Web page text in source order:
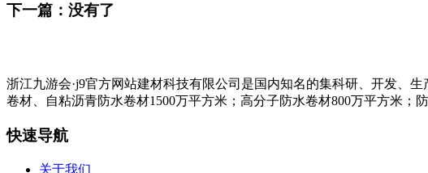
下一篇：没有了
浙江九游会·j9官方网站建材科技有限公司是国内知名的集科研、开发、
卷材、自粘沥青防水卷材1500万平方米；高分子防水卷材800万平方米；
快速导航
关于我们